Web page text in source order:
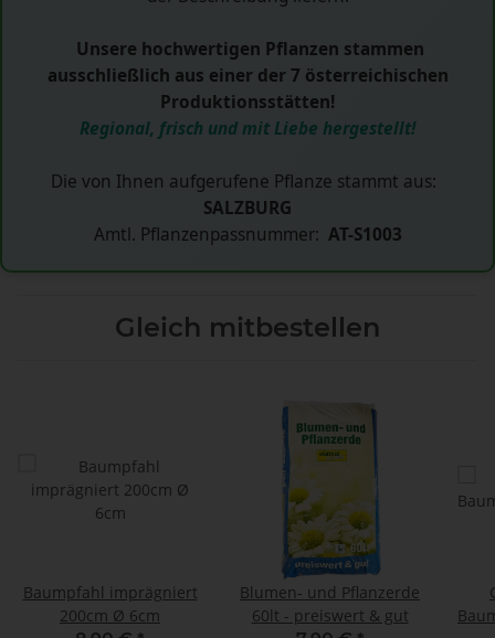
Unsere hochwertigen Pflanzen stammen
ausschließlich aus einer der 7 österreichischen
Produktionsstätten!
Regional, frisch und mit Liebe hergestellt!
Die von Ihnen aufgerufene Pflanze stammt aus:
SALZBURG
Amtl. Pflanzenpassnummer: AT-S1003
Gleich mitbestellen
Baumpfahl imprägniert
200cm Ø 6cm
Blumen- und Pflanzerde
60lt - preiswert & gut